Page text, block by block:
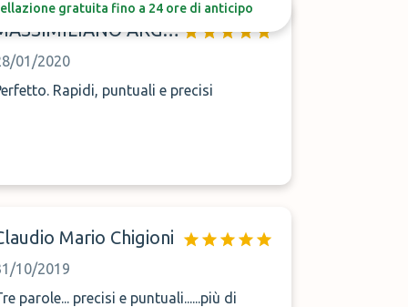
gratuita fino a 24 ore di anticipo
MASSIMILIANO ARGENTIERI
01/2020
Rapidi, puntuali e precisi
Mario Chigioni
10/2019
parole... precisi e puntuali......più di